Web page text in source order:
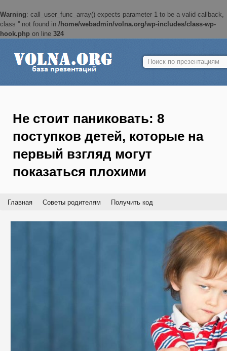
Warning: call_user_func_array() expects parameter 1 to be a valid callback,
class '' not found in /home/webadmin/volna.org/wp-includes/class-wp-
hook.php on line 324
Найти:
Не стоит паниковать: 8
поступков детей, которые на
первый взгляд могут
показаться плохими
Главная Советы родителям Получить код